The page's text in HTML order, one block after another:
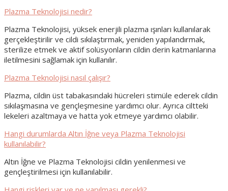
Plazma Teknolojisi nedir?
Plazma Teknolojisi, yüksek enerjili plazma ışınları kullanılarak
gerçekleştirilir ve cildi sıkılaştırmak, yeniden yapılandırmak,
sterilize etmek ve aktif solüsyonların cildin derin katmanlarına
iletilmesini sağlamak için kullanılır.
Plazma Teknolojisi nasıl çalışır?
Plazma, cildin üst tabakasındaki hücreleri stimüle ederek cildin
sıkılaşmasına ve gençleşmesine yardımcı olur. Ayrıca ciltteki
lekeleri azaltmaya ve hatta yok etmeye yardımcı olabilir.
Hangi durumlarda Altın İğne veya Plazma Teknolojisi
kullanılabilir?
Altın İğne ve Plazma Teknolojisi cildin yenilenmesi ve
gençleştirilmesi için kullanılabilir.